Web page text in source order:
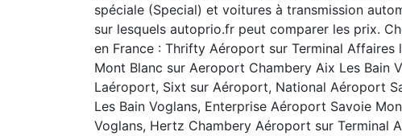
spéciale (Special) et voitures à transmission
sur lesquels autoprio.fr peut comparer les prix.
en France : Thrifty Aéroport sur Terminal
Mont Blanc sur Aeroport Chambery Aix Les Bain
Laéroport, Sixt sur Aéroport, National Aéroport
Les Bain Voglans, Enterprise Aéroport Savoie
Voglans, Hertz Chambery Aéroport sur Terminal